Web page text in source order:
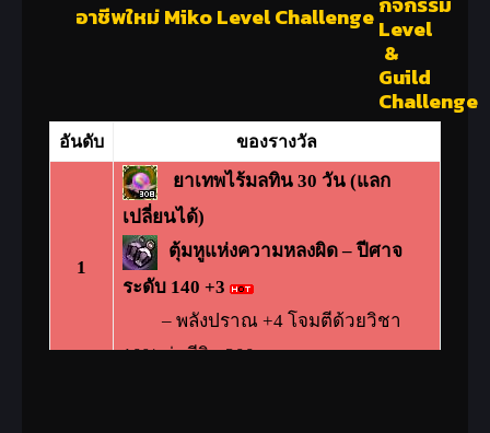
อาชีพใหม่ Miko Level Challenge
อันดับ ของรางวัล
1
ยาเทพไร้มลทิน 30 วัน (แลก
เปลี่ยนได้)
ตุ้มหูแห่งความหลงผิด – ปีศาจ
ระดับ 140 +3
– พลังปราณ +4 โจมตีด้วยวิชา
10% ค่าชีวิต 200